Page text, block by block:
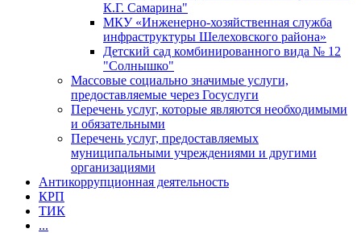
К.Г. Самарина"
МКУ «Инженерно-хозяйственная служба
инфраструктуры Шелеховского района»
Детский сад комбинированного вида № 12
"Солнышко"
Массовые социально значимые услуги,
предоставляемые через Госуслуги
Перечень услуг, которые являются необходимыми
и обязательными
Перечень услуг, предоставляемых
муниципальными учреждениями и другими
организациями
Антикоррупционная деятельность
КРП
ТИК
...